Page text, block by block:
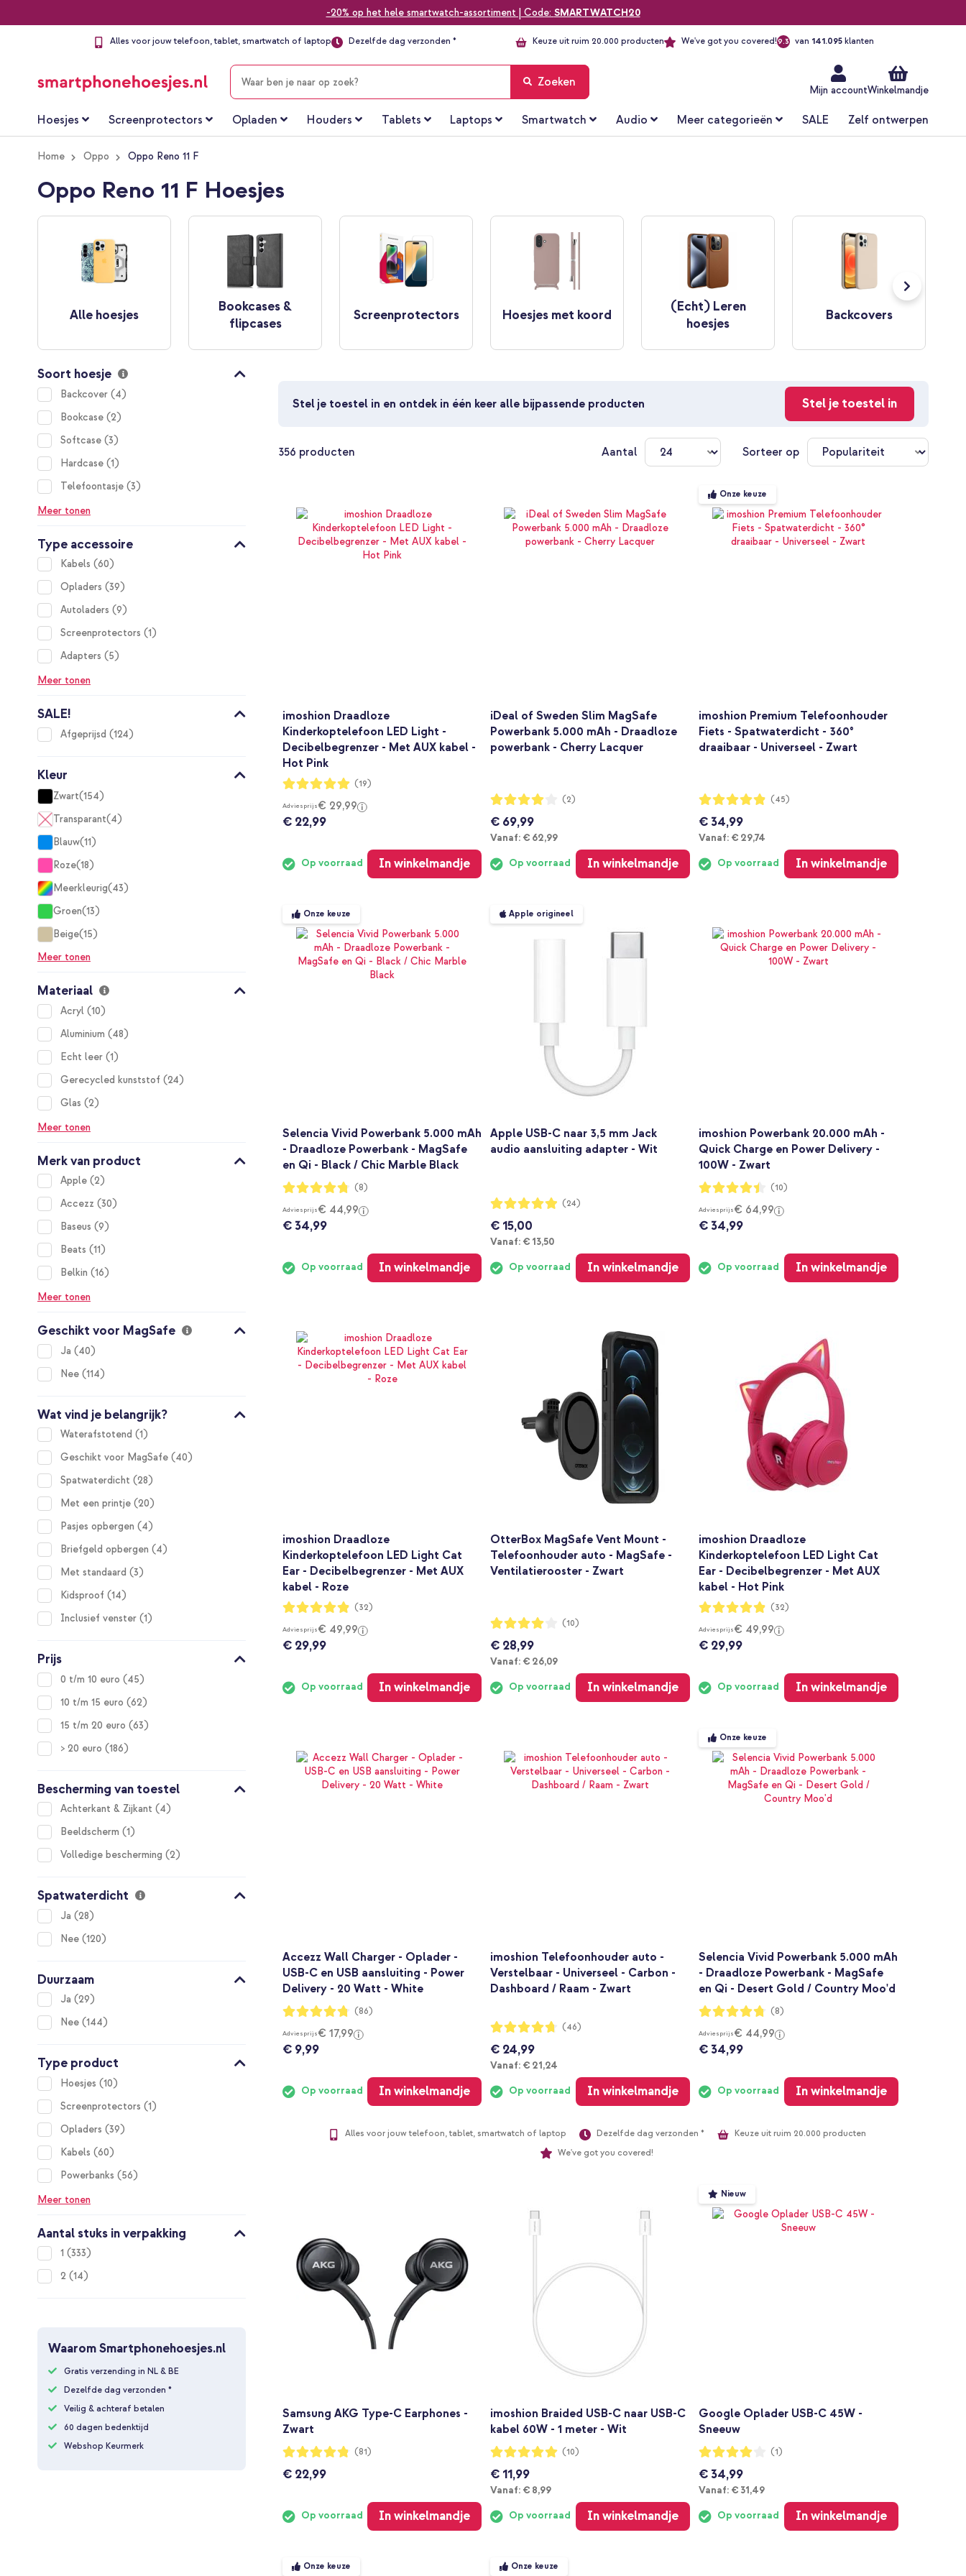
-20% op het hele smartwatch-assortiment | Code: SMARTWATCH20
Alles voor jouw telefoon, tablet, smartwatch of laptop Dezelfde dag verzonden * Keuze uit ruim 20.000 producten We've got you covered!9.3 van 141.095klanten
Mijn accountWinkelmandje
ZOEKEN Zoeken
Hoesjes Screenprotectors Opladen Houders Tablets Laptops Smartwatch Audio Meer categorieën SALE Zelf ontwerpen
Home Oppo Oppo Reno 11 F
Oppo Reno 11 F Hoesjes
Alle hoesjes
Bookcases &
flipcases
Screenprotectors Hoesjes met koord
(Echt) Leren
hoesjes
Backcovers
Stel je toestel in en ontdek in één keer alle bijpassende producten Stel je toestel in
356 producten Aantal Sorteer op
imoshion Draadloze
Kinderkoptelefoon LED Light -
Decibelbegrenzer - Met AUX kabel -
Hot Pink
Waardering:
100%
(19)
Adviesprijs€ 29,99
€ 22,99
Op voorraad In winkelmandje
iDeal of Sweden Slim MagSafe
Powerbank 5.000 mAh - Draadloze
powerbank - Cherry Lacquer
Waardering:
80%
(2)
€ 69,99
Vanaf: Vanaf
€ 62,99
Op voorraad In winkelmandje
Onze keuze
imoshion Premium Telefoonhouder
Fiets - Spatwaterdicht - 360°
draaibaar - Universeel - Zwart
Waardering:
97%
(45)
€ 34,99
Vanaf: Vanaf
€ 29,74
Op voorraad In winkelmandje
Onze keuze
Selencia Vivid Powerbank 5.000 mAh
- Draadloze Powerbank - MagSafe
en Qi - Black / Chic Marble Black
Waardering:
95%
(8)
Adviesprijs€ 44,99
€ 34,99
Op voorraad In winkelmandje
Apple origineel
Apple USB-C naar 3,5 mm Jack
audio aansluiting adapter - Wit
Waardering:
97%
(24)
€ 15,00
Vanaf: Vanaf
€ 13,50
Op voorraad In winkelmandje
imoshion Powerbank 20.000 mAh -
Quick Charge en Power Delivery -
100W - Zwart
Waardering:
88%
(10)
Adviesprijs€ 64,99
€ 34,99
Op voorraad In winkelmandje
imoshion Draadloze
Kinderkoptelefoon LED Light Cat
Ear - Decibelbegrenzer - Met AUX
kabel - Roze
Waardering:
97%
(32)
Adviesprijs€ 49,99
€ 29,99
Op voorraad In winkelmandje
OtterBox MagSafe Vent Mount -
Telefoonhouder auto - MagSafe -
Ventilatierooster - Zwart
Waardering:
80%
(10)
€ 28,99
Vanaf: Vanaf
€ 26,09
Op voorraad In winkelmandje
imoshion Draadloze
Kinderkoptelefoon LED Light Cat
Ear - Decibelbegrenzer - Met AUX
kabel - Hot Pink
Waardering:
97%
(32)
Adviesprijs€ 49,99
€ 29,99
Op voorraad In winkelmandje
Accezz Wall Charger - Oplader -
USB-C en USB aansluiting - Power
Delivery - 20 Watt - White
Waardering:
95%
(86)
Adviesprijs€ 17,99
€ 9,99
Op voorraad In winkelmandje
imoshion Telefoonhouder auto -
Verstelbaar - Universeel - Carbon -
Dashboard / Raam - Zwart
Waardering:
93%
(46)
€ 24,99
Vanaf: Vanaf
€ 21,24
Op voorraad In winkelmandje
Onze keuze
Selencia Vivid Powerbank 5.000 mAh
- Draadloze Powerbank - MagSafe
en Qi - Desert Gold / Country Moo'd
Waardering:
95%
(8)
Adviesprijs€ 44,99
€ 34,99
Op voorraad In winkelmandje
Alles voor jouw telefoon, tablet, smartwatch of laptop Dezelfde dag verzonden *
Keuze uit ruim 20.000 producten
We've got you covered!
Samsung AKG Type-C Earphones -
Zwart
Waardering:
96%
(81)
€ 22,99
Op voorraad In winkelmandje
imoshion Braided USB-C naar USB-C
kabel 60W - 1 meter - Wit
Waardering:
98%
(10)
€ 11,99
Vanaf: Vanaf
€ 8,99
Op voorraad In winkelmandje
Nieuw
Google Oplader USB-C 45W -
Sneeuw
Waardering:
80%
(1)
€ 34,99
Vanaf: Vanaf
€ 31,49
Op voorraad In winkelmandje
Onze keuze Onze keuze
Soort hoesje
Backcover 4
items
Bookcase 2
items
Softcase 3
items
Hardcase 1
item
Telefoontasje 3
items
Meer tonen
Type accessoire
Kabels 60
items
Opladers
39
items
Autoladers
9
items
Screenprotectors
1
item
Adapters
5
items
Meer tonen
SALE!
Afgeprijsd 124
items
Kleur
Zwart 154
items
Transparant 4
items
Blauw 11
items
Roze 18
items
Meerkleurig 43
items
Groen 13
items
Beige 15
items
Meer tonen
Materiaal
Acryl 10
items
Aluminium
48
items
Echt leer 1
item
Gerecycled kunststof
24
items
Glas
2
items
Meer tonen
Merk van product
Apple 2
items
Accezz
30
items
Baseus
9
items
Beats
11
items
Belkin
16
items
Meer tonen
Geschikt voor MagSafe
Ja 40
items
Nee 114
items
Wat vind je belangrijk?
Waterafstotend 1
item
Geschikt voor MagSafe
40
items
Spatwaterdicht
28
items
Met een printje 20
items
Pasjes opbergen
4
items
Briefgeld opbergen
4
items
Met standaard
3
items
Kidsproof
14
items
Inclusief venster 1
item
Prijs
0 t/m 10 euro 45
items
10 t/m 15 euro
62
items
15 t/m 20 euro
63
items
> 20 euro
186
items
Bescherming van toestel
Achterkant & Zijkant 4
items
Beeldscherm
1
item
Volledige bescherming
2
items
Spatwaterdicht
Ja 28
items
Nee 120
items
Duurzaam
Ja 29
items
Nee 144
items
Type product
Hoesjes 10
items
Screenprotectors
1
item
Opladers
39
items
Kabels
60
items
Powerbanks
56
items
Meer tonen
Aantal stuks in verpakking
1 333
items
2
14
items
Waarom Smartphonehoesjes.nl
Gratis verzending in NL & BE
Dezelfde dag verzonden *
Veilig & achteraf betalen
60 dagen bedenktijd
Webshop Keurmerk